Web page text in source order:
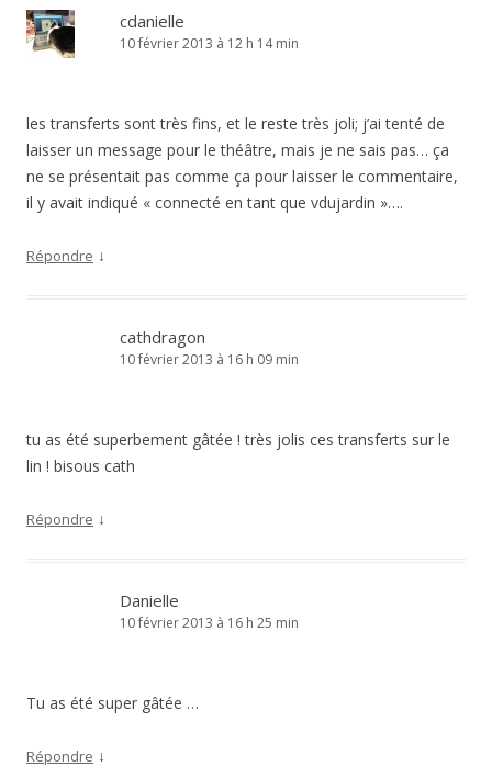
cdanielle
10 février 2013 à 12 h 14 min
les transferts sont très fins, et le reste très joli; j’ai tenté de
laisser un message pour le théâtre, mais je ne sais pas… ça
ne se présentait pas comme ça pour laisser le commentaire,
il y avait indiqué « connecté en tant que vdujardin »….
Répondre ↓
cathdragon
10 février 2013 à 16 h 09 min
tu as été superbement gâtée ! très jolis ces transferts sur le
lin ! bisous cath
Répondre ↓
Danielle
10 février 2013 à 16 h 25 min
Tu as été super gâtée …
Répondre ↓